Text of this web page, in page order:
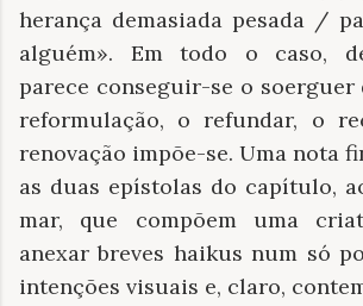
herança demasiada pesada /
alguém». Em todo o caso,
parece conseguir-se o soerguer
reformulação, o refundar, o
renovação impõe-se. Uma nota
as duas epístolas do capítulo,
mar, que compõem uma
anexar breves haikus num só
intenções visuais e, claro,